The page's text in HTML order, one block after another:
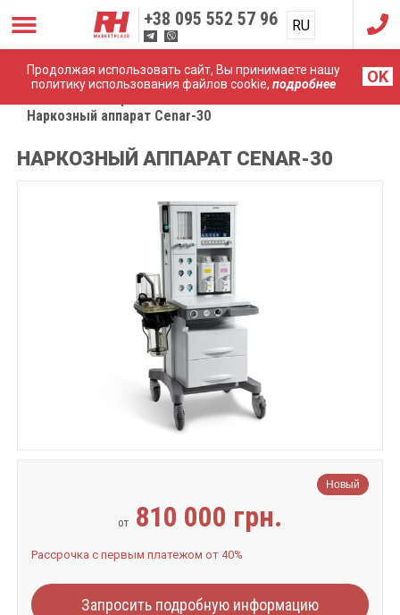
Продолжая использовать сайт, Вы принимаете нашу
политику использования файлов cookie, подробнее OK
+38 095 552 57 96 RU
UA
Наркозный аппарат Cenar-30
НАРКОЗНЫЙ АППАРАТ CENAR-30
Новый
от 810 000 грн.
Рассрочка с первым платежом от 40%
Запросить подробную информацию